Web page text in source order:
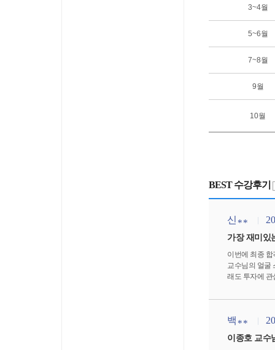
3~4월
5~6월
7~8월
9월
10월
BEST 수강후기
신 **
가장 재미있
이번에 최종
교수님의 얼굴
래도 투자에 관
습니다 감사합
백 **
이종호 교수